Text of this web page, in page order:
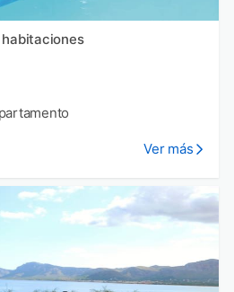
Ver más